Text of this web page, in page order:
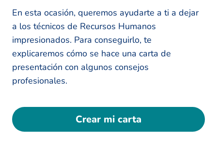
En esta ocasión, queremos ayudarte a ti a dejar
a los técnicos de Recursos Humanos
impresionados. Para conseguirlo, te
explicaremos cómo se hace una carta de
presentación con algunos consejos
profesionales.
Crear mi carta